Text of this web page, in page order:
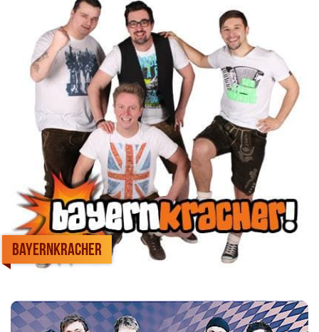
Bayernkracher